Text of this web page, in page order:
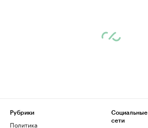
Рубрики
Политика
Социальные
сети